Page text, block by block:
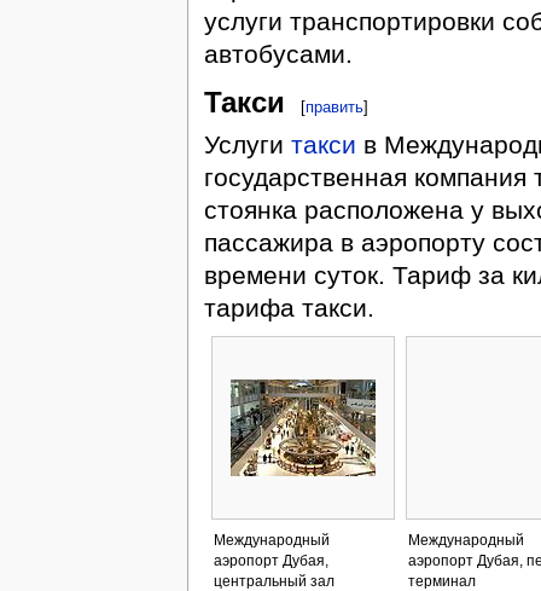
услуги транспортировки
автобусами.
Такси [править]
Услуги такси в
государственная компания
стоянка расположена у
пассажира в аэропорту
времени суток. Тариф за
тарифа такси.
Международный
аэропорт Дубая,
центральный зал
Международный
аэропорт Дубая,
терминал